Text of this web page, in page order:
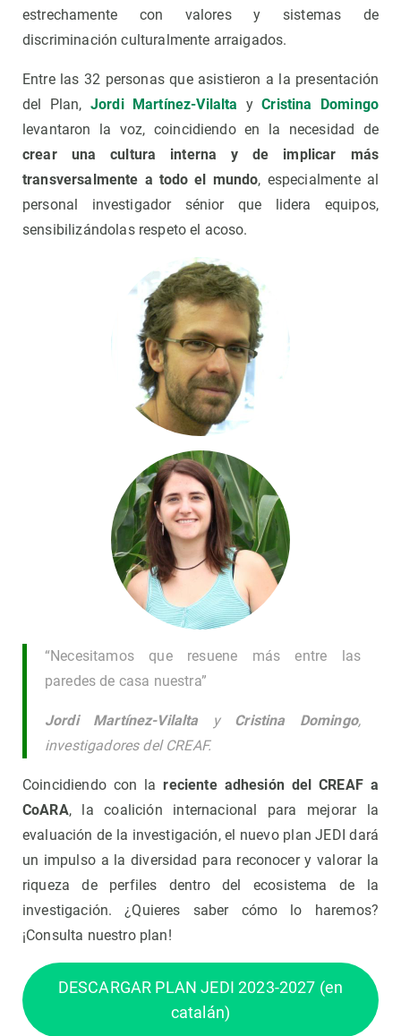
estrechamente con valores y sistemas de
discriminación culturalmente arraigados.
Entre las 32 personas que asistieron a la presentación
del Plan, Jordi Martínez-Vilalta yCristina Domingo
levantaron la voz, coincidiendo en la necesidad de
crear una cultura interna y de implicar más
transversalmente a todo el mundo, especialmente al
personal investigador sénior que lidera equipos,
sensibilizándolas respeto el acoso.
“Necesitamos que resuene más entre las
paredes de casa nuestra”
Jordi Martínez-Vilalta y Cristina Domingo,
investigadores del CREAF.
Coincidiendo con lareciente adhesión del CREAF a
CoARA, la coalición internacional para mejorar la
evaluación de la investigación, el nuevo plan JEDI dará
un impulso a la diversidad para reconocer y valorar la
riqueza de perfiles dentro del ecosistema de la
investigación. ¿Quieres saber cómo lo haremos?
¡Consulta nuestro plan!
DESCARGAR PLAN JEDI 2023-2027 (en
catalán)